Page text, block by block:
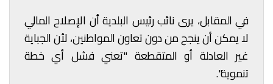
في المقابل، يرى نائب رئيس البلدية أن الإصلاح المالي
لا يمكن أن ينجح من دون تعاون المواطنين، لأن الجباية
غير العادلة أو المتقطعة "تعني فشل أي خطة
تنموية".